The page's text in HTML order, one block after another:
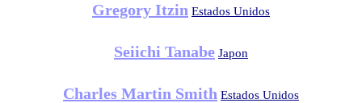
Gregory Itzin Estados Unidos
Seiichi Tanabe Japon
Charles Martin Smith Estados Unidos